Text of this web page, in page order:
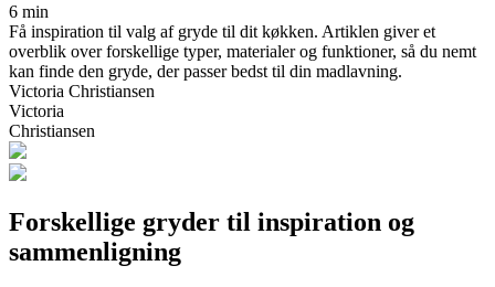
6 min
Få inspiration til valg af gryde til dit køkken. Artiklen giver et
overblik over forskellige typer, materialer og funktioner, så du nemt
kan finde den gryde, der passer bedst til din madlavning.
Victoria Christiansen
Victoria
Christiansen
Forskellige gryder til inspiration og
sammenligning